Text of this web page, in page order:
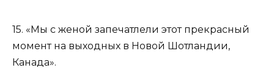
15. «Мы с женой запечатлели этот прекрасный
момент на выходных в Новой Шотландии,
Канада».